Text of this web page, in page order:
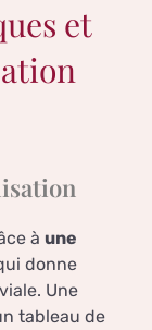
et
à une
donne
Une
tableau de